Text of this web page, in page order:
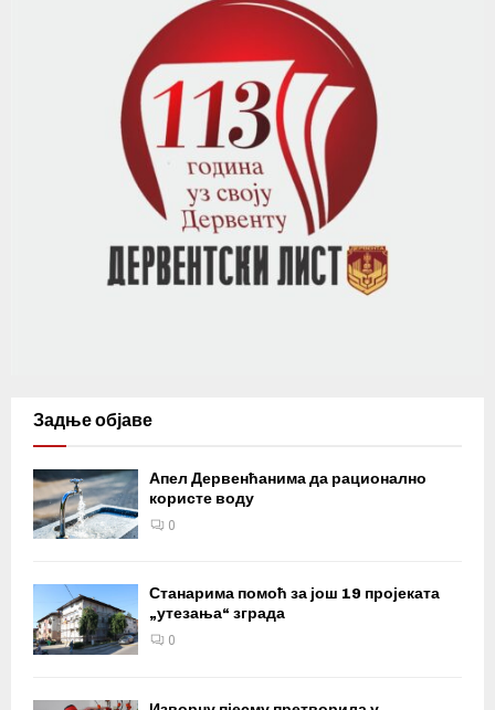
Задње објаве
Апел Дервенћанима да рационално
користе воду
0
Станарима помоћ за још 19 пројеката
„утезања“ зграда
0